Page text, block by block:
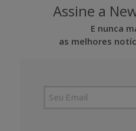
Assine a
E nunca
as melhores